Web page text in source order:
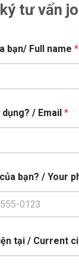
tư vấn
bạn/ Full name *
/ Email *
bạn? / Your
tại / Current